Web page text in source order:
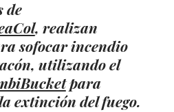
de
, realizan
sofocar incendio
utilizando el
para
extinción del fuego.